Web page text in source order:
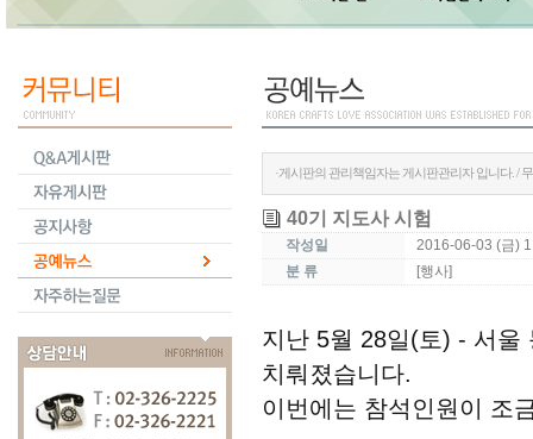
·게시판의 관리책임자는 게시판관리자 입니다. /
40기 지도사 시험
작성일
2016-06-03 (금)
분 류
[행사]
지난 5월 28일(토) - 서울
치뤄졌습니다.
이번에는 참석인원이 조